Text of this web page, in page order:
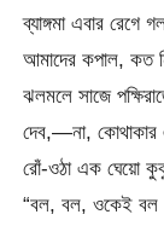
ব্যাঙ্গমা এবার
আমাদের কপাল, কত
ঝলমলে সাজে
দেব,—না, কোথাকার
রোঁ-ওঠা এক ঘেয়ো
“বল, বল, ওকেই